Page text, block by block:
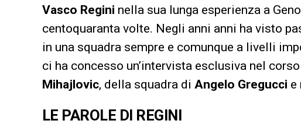
Vasco Regini nella sua lunga esperienza a
centoquaranta volte. Negli anni anni ha visto
in una squadra sempre e comunque a livelli
ci ha concesso un’intervista esclusiva nel
Mihajlovic, della squadra di Angelo Gregucci e
LE PAROLE DI REGINI